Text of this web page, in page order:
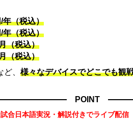
年（税込）
年（税込）
（税込）
（税込）
、 様々なデバイスでどこでも観
POINT
合日本語実況・解説付きでライブ配信